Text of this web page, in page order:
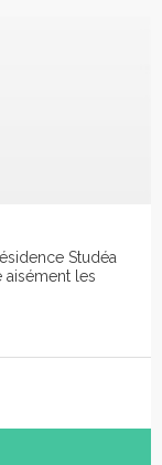
Studéa
aisément les